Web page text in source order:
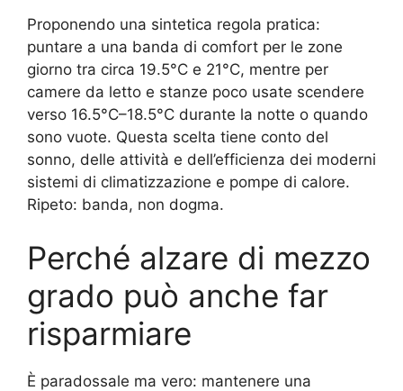
Proponendo una sintetica regola pratica:
puntare a una banda di comfort per le zone
giorno tra circa 19.5°C e 21°C, mentre per
camere da letto e stanze poco usate scendere
verso 16.5°C–18.5°C durante la notte o quando
sono vuote. Questa scelta tiene conto del
sonno, delle attività e dell’efficienza dei moderni
sistemi di climatizzazione e pompe di calore.
Ripeto: banda, non dogma.
Perché alzare di mezzo
grado può anche far
risparmiare
È paradossale ma vero: mantenere una